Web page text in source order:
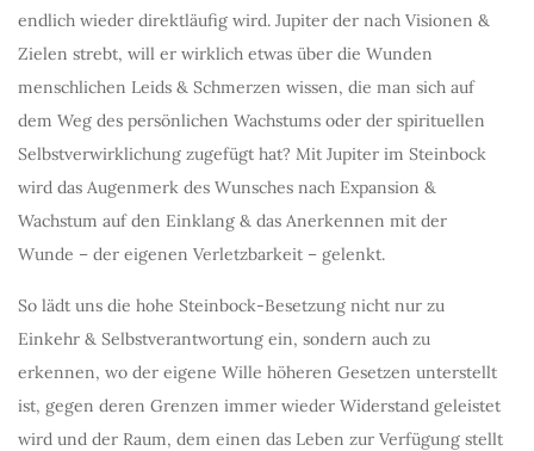
endlich wieder direktläufig wird. Jupiter der nach Visionen &
Zielen strebt, will er wirklich etwas über die Wunden
menschlichen Leids & Schmerzen wissen, die man sich auf
dem Weg des persönlichen Wachstums oder der spirituellen
Selbstverwirklichung zugefügt hat? Mit Jupiter im Steinbock
wird das Augenmerk des Wunsches nach Expansion &
Wachstum auf den Einklang & das Anerkennen mit der
Wunde – der eigenen Verletzbarkeit – gelenkt.
So lädt uns die hohe Steinbock-Besetzung nicht nur zu
Einkehr & Selbstverantwortung ein, sondern auch zu
erkennen, wo der eigene Wille höheren Gesetzen unterstellt
ist, gegen deren Grenzen immer wieder Widerstand geleistet
wird und der Raum, dem einen das Leben zur Verfügung stellt